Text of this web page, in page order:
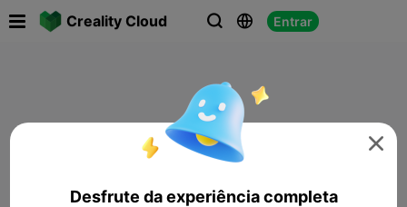
Creality Cloud   Entrar

Desfrute da experiência completa